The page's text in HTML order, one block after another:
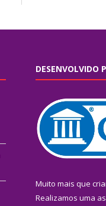
DESENVOLVIDO
Muito mais que
Realizamos uma